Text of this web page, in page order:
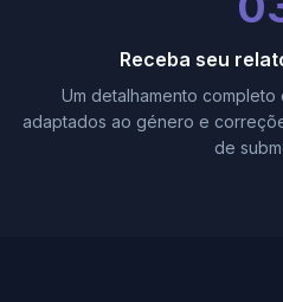
Receba seu
Um detalhamento completo
adaptados ao género e
de